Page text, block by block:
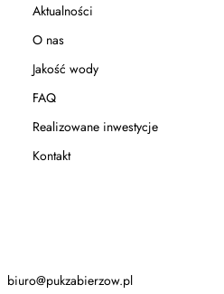
Aktualności
O nas
Jakość wody
FAQ
Realizowane inwestycje
Kontakt
biuro@pukzabierzow.pl